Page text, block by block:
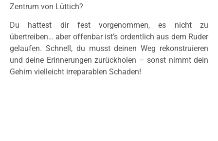
Zentrum von Lüttich?
Du hattest dir fest vorgenommen, es nicht zu
übertreiben… aber offenbar ist’s ordentlich aus dem Ruder
gelaufen. Schnell, du musst deinen Weg rekonstruieren
und deine Erinnerungen zurückholen – sonst nimmt dein
Gehirn vielleicht irreparablen Schaden!